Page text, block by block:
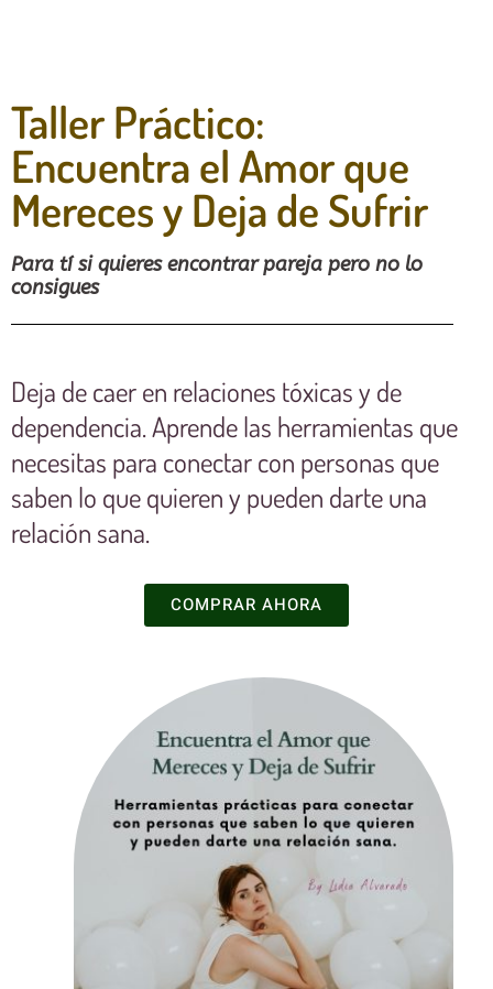
Taller Práctico:
Encuentra el Amor que
Mereces y Deja de Sufrir
Para tí si quieres encontrar pareja pero no lo
consigues
Deja de caer en relaciones tóxicas y de
dependencia. Aprende las herramientas que
necesitas para conectar con personas que
saben lo que quieren y pueden darte una
relación sana.
COMPRAR AHORA